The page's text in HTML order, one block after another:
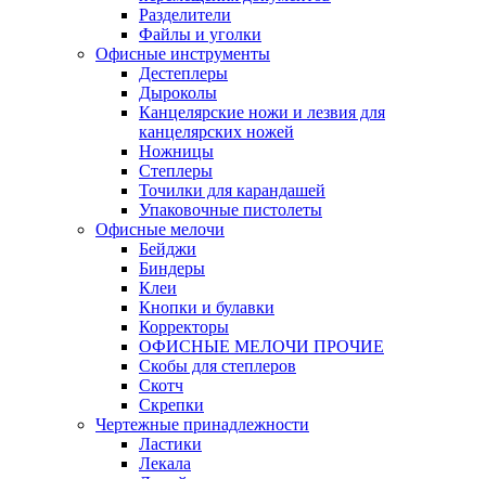
Разделители
Файлы и уголки
Офисные инструменты
Дестеплеры
Дыроколы
Канцелярские ножи и лезвия для
канцелярских ножей
Ножницы
Степлеры
Точилки для карандашей
Упаковочные пистолеты
Офисные мелочи
Бейджи
Биндеры
Клеи
Кнопки и булавки
Корректоры
ОФИСНЫЕ МЕЛОЧИ ПРОЧИЕ
Скобы для степлеров
Скотч
Скрепки
Чертежные принадлежности
Ластики
Лекала